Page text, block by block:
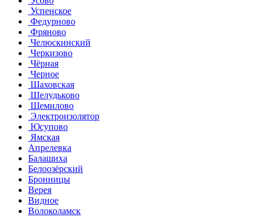
Успенское
Федурново
Фряново
Челюскинский
Черкизово
Чёрная
Черное
Шаховская
Шелудьково
Щемилово
Электроизолятор
Юсупово
Ямская
Апрелевка
Балашиха
Белоозёрский
Бронницы
Верея
Видное
Волоколамск